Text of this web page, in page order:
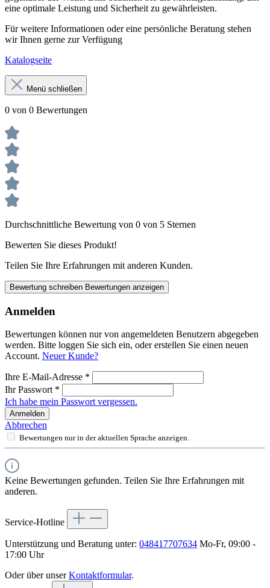
eine optimale Leistung und Sicherheit zu gewährleisten.
Für weitere Informationen oder eine persönliche Beratung stehen
wir Ihnen gerne zur Verfügung
Katalogseite
Menü schließen
0 von 0 Bewertungen
Durchschnittliche Bewertung von 0 von 5 Sternen
Bewerten Sie dieses Produkt!
Teilen Sie Ihre Erfahrungen mit anderen Kunden.
Bewertung schreiben Bewertungen anzeigen
Anmelden
Bewertungen können nur von angemeldeten Benutzern abgegeben
werden. Bitte loggen Sie sich ein, oder erstellen Sie einen neuen
Account. Neuer Kunde?
Ihre E-Mail-Adresse *
Ihr Passwort *
Ich habe mein Passwort vergessen.
Anmelden
Abbrechen
Bewertungen nur in der aktuellen Sprache anzeigen.
Keine Bewertungen gefunden. Teilen Sie Ihre Erfahrungen mit
anderen.
Service-Hotline
Unterstützung und Beratung unter: 048417707634 Mo-Fr, 09:00 -
17:00 Uhr
Oder über unserKontaktformular.